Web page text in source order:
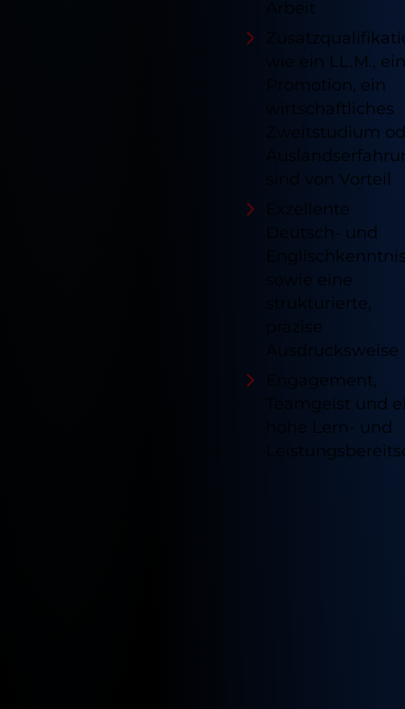
Arbeit
wie ein LL.M.,
Promotion, ein
wirtschaftliches
Zweitstudium
sind von Vorteil
Exzellente
Deutsch- und
sowie eine
strukturierte,
präzise
Ausdrucksweise
Engagement,
Teamgeist und
hohe Lern- und